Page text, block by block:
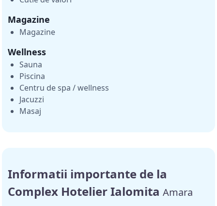
Magazine
Magazine
Wellness
Sauna
Piscina
Centru de spa / wellness
Jacuzzi
Masaj
Informatii importante de la
Complex Hotelier Ialomita Amara